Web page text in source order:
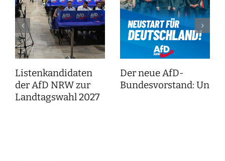
Listenkandidaten
der AfD NRW zur
Landtagswahl 2027
Der neue AfD-
Bundesvorstand: